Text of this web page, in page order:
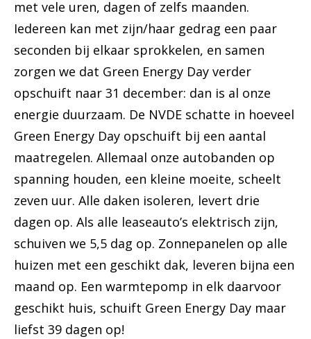
met vele uren, dagen of zelfs maanden.
Iedereen kan met zijn/haar gedrag een paar
seconden bij elkaar sprokkelen, en samen
zorgen we dat Green Energy Day verder
opschuift naar 31 december: dan is al onze
energie duurzaam. De NVDE schatte in hoeveel
Green Energy Day opschuift bij een aantal
maatregelen. Allemaal onze autobanden op
spanning houden, een kleine moeite, scheelt
zeven uur. Alle daken isoleren, levert drie
dagen op. Als alle leaseauto’s elektrisch zijn,
schuiven we 5,5 dag op. Zonnepanelen op alle
huizen met een geschikt dak, leveren bijna een
maand op. Een warmtepomp in elk daarvoor
geschikt huis, schuift Green Energy Day maar
liefst 39 dagen op!